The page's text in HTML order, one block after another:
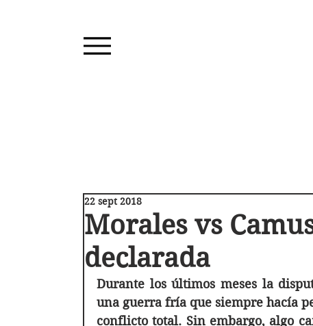
Morales vs
declarada
22 sept 2018
Durante los últimos meses la
una guerra fría que siempre hacía
conflicto total. Sin embargo, algo